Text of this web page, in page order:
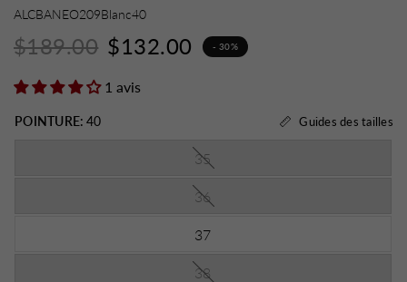
ALCBANEO209Blanc40
$189.00 $132.00 - 30%
1 avis
POINTURE: 40 Guides des tailles
35
36
37
38